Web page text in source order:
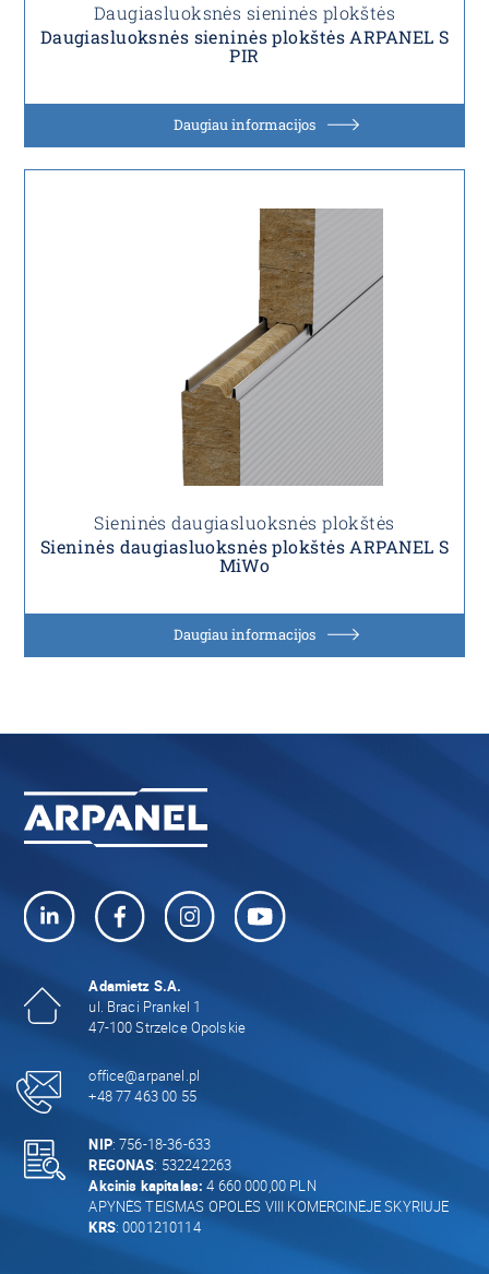
Daugiasluoksnės sieninės plokštės
Daugiasluoksnės sieninės plokštės ARPANEL S
PIR
Daugiau informacijos
Sieninės daugiasluoksnės plokštės
Sieninės daugiasluoksnės plokštės ARPANEL S
MiWo
Daugiau informacijos
Adamietz S.A.
ul. Braci Prankel 1
47-100 Strzelce Opolskie
office@arpanel.pl
+48 77 463 00 55
NIP: 756-18-36-633
REGONAS: 532242263
Akcinis kapitalas: 4 660 000,00 PLN
APYNĖS TEISMAS OPOLĖS VIII KOMERCINĖJE SKYRIUJE
KRS: 0001210114